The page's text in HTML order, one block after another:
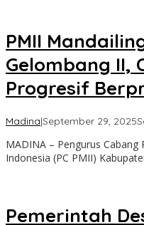
PMII
Gelombang II,
Progresif
Madina|September 29, 2025
MADINA – Pengurus
Indonesia (PC PMII)
Pemerintah